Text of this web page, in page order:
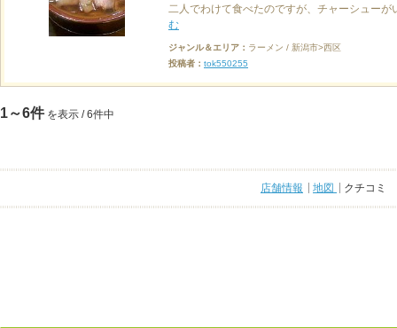
二人でわけて食べたのですが、チャーシュー
む
ジャンル＆エリア： ラーメン / 新潟市>西区
投稿者： tok550255
1～6件 を表示 / 6件中
店舗情報 地図 クチコミ